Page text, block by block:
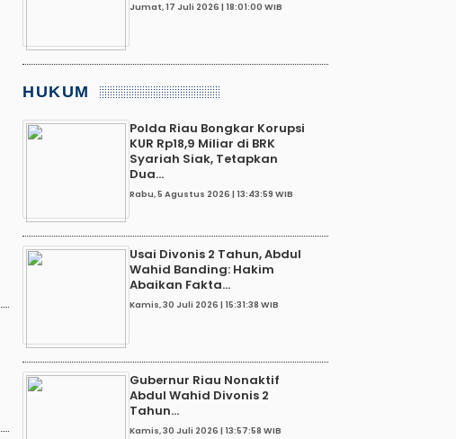
Jumat, 17 Juli 2026 | 18:01:00 WIB
HUKUM
Polda Riau Bongkar Korupsi
KUR Rp18,9 Miliar di BRK
Syariah Siak, Tetapkan
Dua...
Rabu, 5 Agustus 2026 | 13:43:59 WIB
Usai Divonis 2 Tahun, Abdul
Wahid Banding: Hakim
Abaikan Fakta...
Kamis, 30 Juli 2026 | 15:31:38 WIB
Gubernur Riau Nonaktif
Abdul Wahid Divonis 2
Tahun...
Kamis, 30 Juli 2026 | 13:57:58 WIB